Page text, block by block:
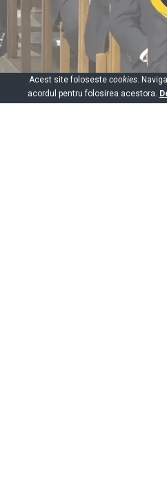
Acest site foloseste cookies.
acordul pentru folosirea acestora.